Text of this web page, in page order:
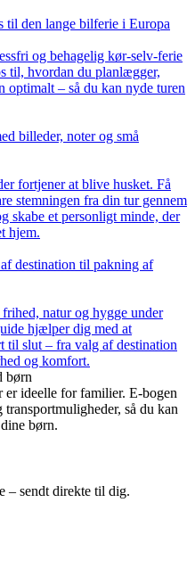
til den lange bilferie i Europa
og behagelig kør-selv-ferie
til, hvordan du planlægger,
optimalt – så du kan nyde turen
billeder, noter og små
fortjener at blive husket. Få
stemningen fra din tur gennem
skabe et personligt minde, der
hjem.
destination til pakning af
natur og hygge under
hjælper dig med at
til slut – fra valg af destination
og komfort.
børn
er ideelle for familier. E-bogen
så du kan
børn.
– sendt direkte til dig.